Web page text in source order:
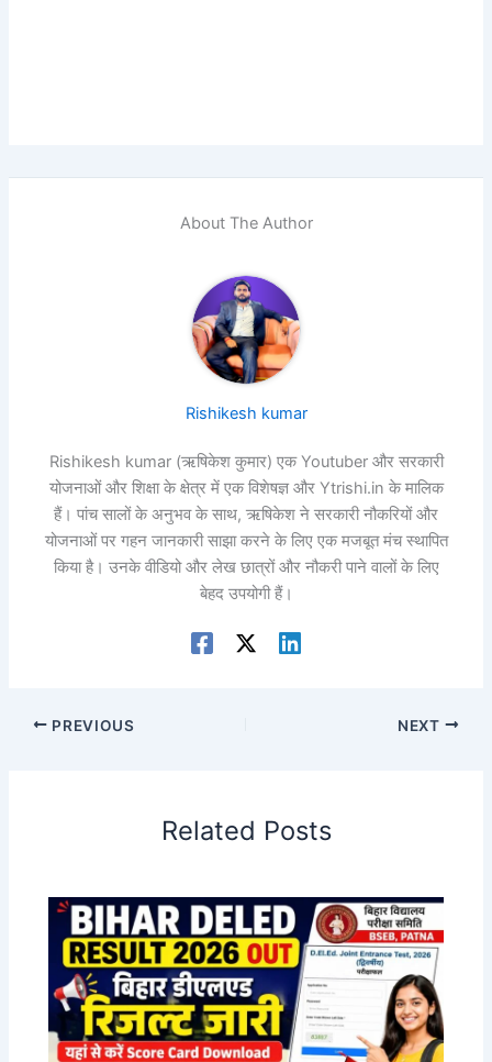
About The Author
Rishikesh kumar
Rishikesh kumar (ऋषिकेश कुमार) एक Youtuber और सरकारी
योजनाओं और शिक्षा के क्षेत्र में एक विशेषज्ञ और Ytrishi.in के मालिक
हैं। पांच सालों के अनुभव के साथ, ऋषिकेश ने सरकारी नौकरियों और
योजनाओं पर गहन जानकारी साझा करने के लिए एक मजबूत मंच स्थापित
किया है। उनके वीडियो और लेख छात्रों और नौकरी पाने वालों के लिए
बेहद उपयोगी हैं।
PREVIOUS NEXT
Related Posts